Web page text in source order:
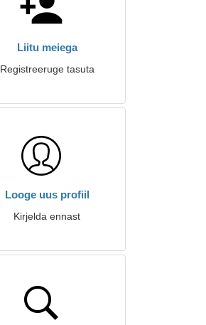
Liitu meiega
Registreeruge tasuta
Looge uus profiil
Kirjelda ennast